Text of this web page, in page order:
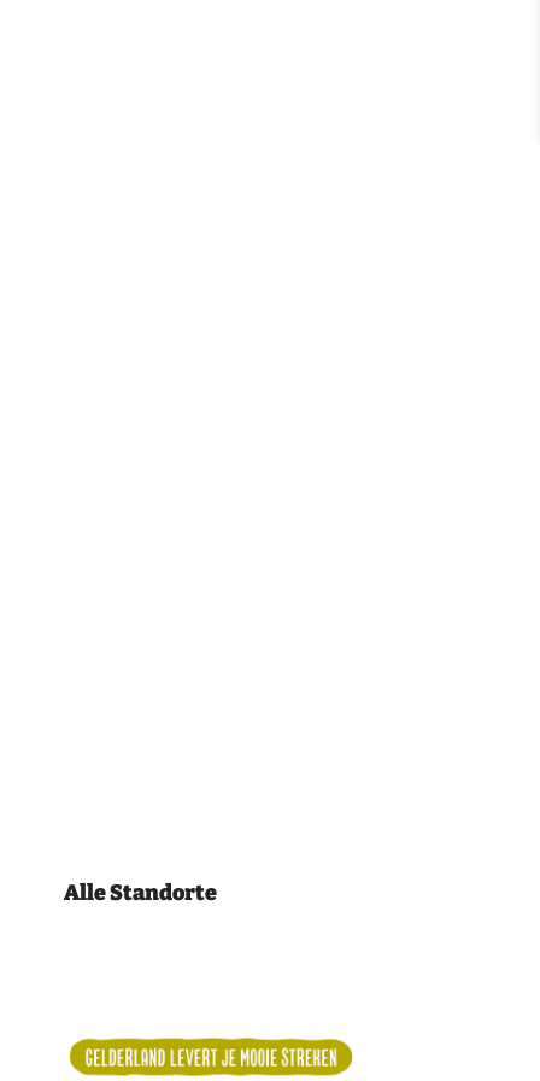
Alle Standorte